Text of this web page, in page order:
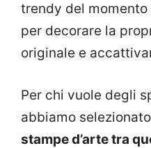
trendy del momento
per decorare la
originale e
Per chi vuole degli
abbiamo selezionato
stampe d’arte tra